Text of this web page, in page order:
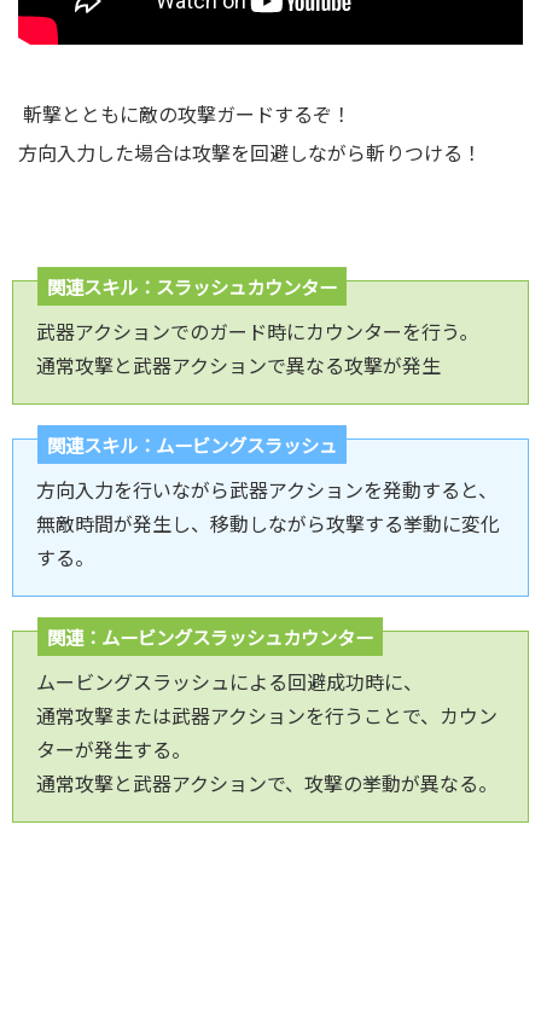
斬撃とともに敵の攻撃ガードするぞ！
方向入力した場合は攻撃を回避しながら斬りつける！
関連スキル：スラッシュカウンター
武器アクションでのガード時にカウンターを行う｡
通常攻撃と武器アクションで異なる攻撃が発生
関連スキル：ムービングスラッシュ
方向入力を行いながら武器アクションを発動すると、
無敵時間が発生し、移動しながら攻撃する挙動に変化
する。
関連：ムービングスラッシュカウンター
ムービングスラッシュによる回避成功時に、
通常攻撃または武器アクションを行うことで、カウン
ターが発生する。
通常攻撃と武器アクションで、攻撃の挙動が異なる。